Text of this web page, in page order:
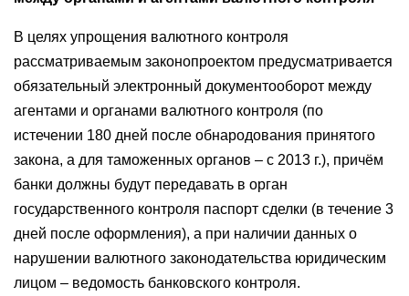
В целях упрощения валютного контроля
рассматриваемым законопроектом предусматривается
обязательный электронный документооборот между
агентами и органами валютного контроля (по
истечении 180 дней после обнародования принятого
закона, а для таможенных органов – с 2013 г.), причём
банки должны будут передавать в орган
государственного контроля паспорт сделки (в течение 3
дней после оформления), а при наличии данных о
нарушении валютного законодательства юридическим
лицом – ведомость банковского контроля.